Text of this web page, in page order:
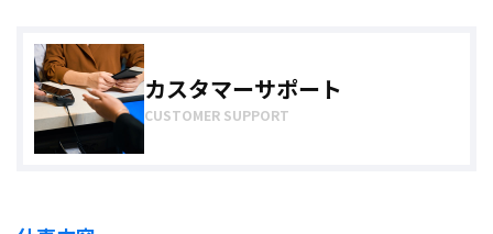
カスタマーサポート
CUSTOMER SUPPORT